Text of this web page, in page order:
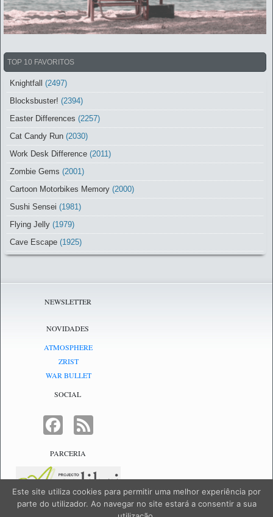
TOP 10 FAVORITOS
Knightfall (2497)
Blocksbuster! (2394)
Easter Differences (2257)
Cat Candy Run (2030)
Work Desk Difference (2011)
Zombie Gems (2001)
Cartoon Motorbikes Memory (2000)
Sushi Sensei (1981)
Flying Jelly (1979)
Cave Escape (1925)
NEWSLETTER
NOVIDADES
ATMOSPHERE
ZRIST
WAR BULLET
SOCIAL
FACEBOOK
PARCERIA
Este site utiliza cookies para permitir uma melhor experiência por
parte do utilizador. Ao navegar no site estará a consentir a sua